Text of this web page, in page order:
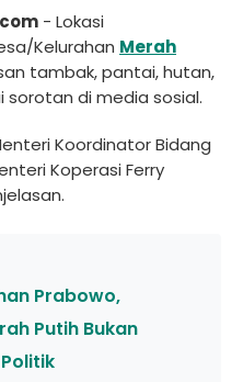
- Lokasi
Kelurahan Merah
tambak, pantai, hutan,
di media sosial.
Koordinator Bidang
Koperasi Ferry
Prabowo,
Putih Bukan